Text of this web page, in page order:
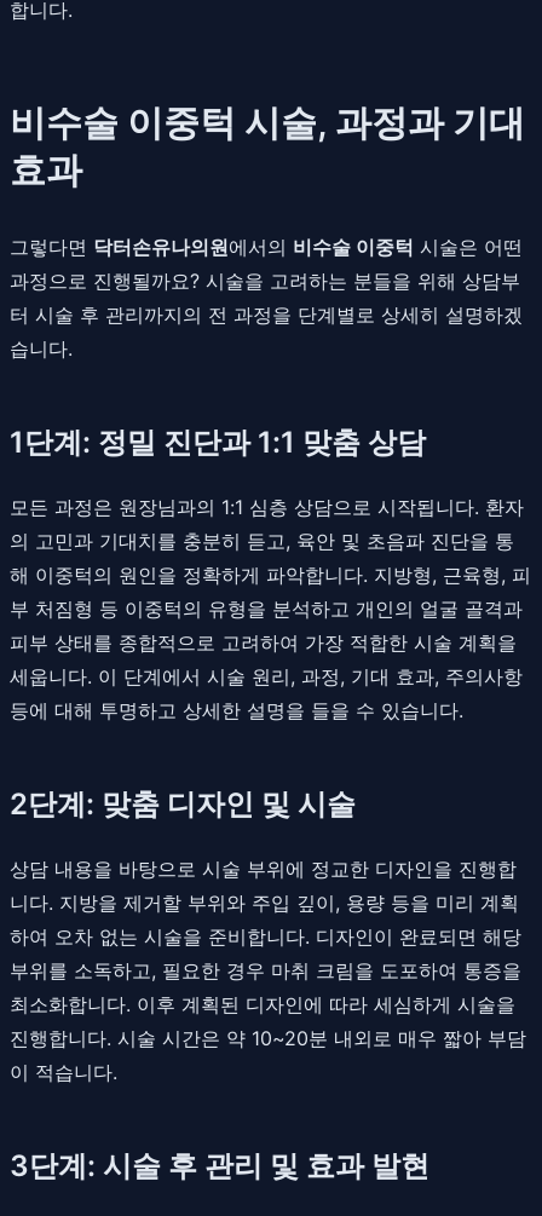
합니다.
비수술 이중턱 시술, 과정과 기대
효과
그렇다면 닥터손유나의원에서의 비수술 이중턱 시술은 어떤
과정으로 진행될까요? 시술을 고려하는 분들을 위해 상담부
터 시술 후 관리까지의 전 과정을 단계별로 상세히 설명하겠
습니다.
1단계: 정밀 진단과 1:1 맞춤 상담
모든 과정은 원장님과의 1:1 심층 상담으로 시작됩니다. 환자
의 고민과 기대치를 충분히 듣고, 육안 및 초음파 진단을 통
해 이중턱의 원인을 정확하게 파악합니다. 지방형, 근육형, 피
부 처짐형 등 이중턱의 유형을 분석하고 개인의 얼굴 골격과
피부 상태를 종합적으로 고려하여 가장 적합한 시술 계획을
세웁니다. 이 단계에서 시술 원리, 과정, 기대 효과, 주의사항
등에 대해 투명하고 상세한 설명을 들을 수 있습니다.
2단계: 맞춤 디자인 및 시술
상담 내용을 바탕으로 시술 부위에 정교한 디자인을 진행합
니다. 지방을 제거할 부위와 주입 깊이, 용량 등을 미리 계획
하여 오차 없는 시술을 준비합니다. 디자인이 완료되면 해당
부위를 소독하고, 필요한 경우 마취 크림을 도포하여 통증을
최소화합니다. 이후 계획된 디자인에 따라 세심하게 시술을
진행합니다. 시술 시간은 약 10~20분 내외로 매우 짧아 부담
이 적습니다.
3단계: 시술 후 관리 및 효과 발현